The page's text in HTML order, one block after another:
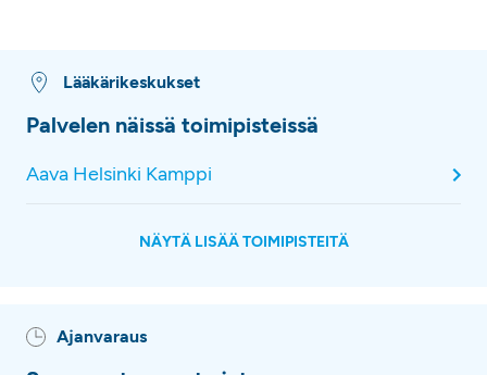
Lääkärikeskukset
Palvelen näissä toimipisteissä
Aava Helsinki Kamppi
NÄYTÄ LISÄÄ TOIMIPISTEITÄ
Ajanvaraus